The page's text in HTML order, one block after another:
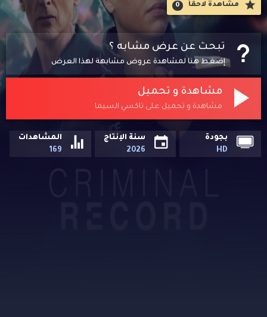
مشاهدة لاحقاََ 0
تبحث عن عرض مشابه ؟
إضغط هنا لمشاهدة عروض مشابهة لهذا العرض
مشاهدة و تحميل
مشاهدة و تحميل على تاكسي السيما
بجودة
HD
سنة الإنتاج
2026
المشاهدات
169